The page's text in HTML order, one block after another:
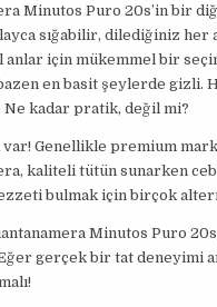
Minutos Puro 20s’in bir
sığabilir, dilediğiniz her
anlar için mükemmel bir
en basit şeylerde gizli.
kadar pratik, değil mi?
var! Genellikle premium
kaliteli tütün sunarken
bulmak için birçok
Minutos Puro
Eğer gerçek bir tat deneyimi